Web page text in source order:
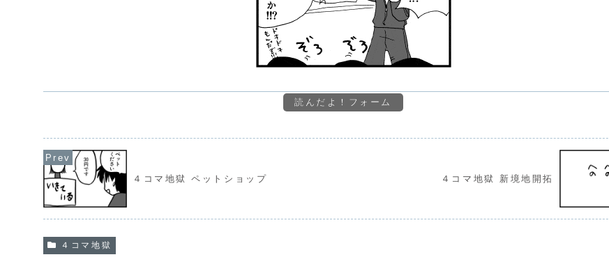
読んだよ！フォーム
４コマ地獄 ペットショップ ４コマ地獄 新境地開拓
４コマ地獄